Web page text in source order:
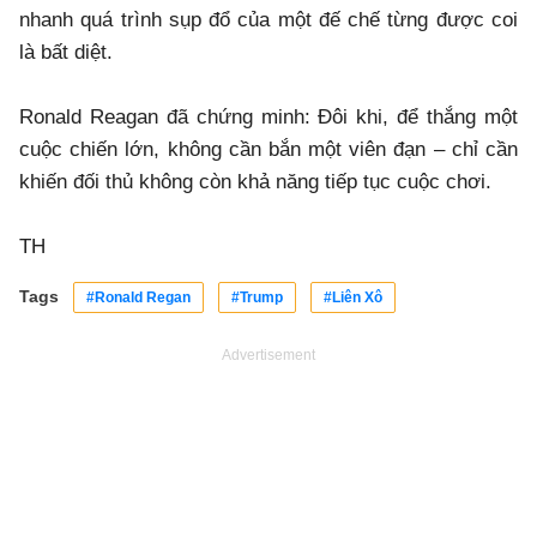
nhanh quá trình sụp đổ của một đế chế từng được coi
là bất diệt.
Ronald Reagan đã chứng minh: Đôi khi, để thắng một
cuộc chiến lớn, không cần bắn một viên đạn – chỉ cần
khiến đối thủ không còn khả năng tiếp tục cuộc chơi.
TH
Tags #Ronald Regan #Trump #Liên Xô
Advertisement